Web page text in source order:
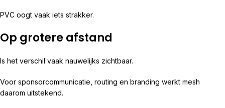
PVC oogt vaak iets strakker.
Op grotere afstand
Is het verschil vaak nauwelijks zichtbaar.
Voor sponsorcommunicatie, routing en branding werkt mesh
daarom uitstekend.